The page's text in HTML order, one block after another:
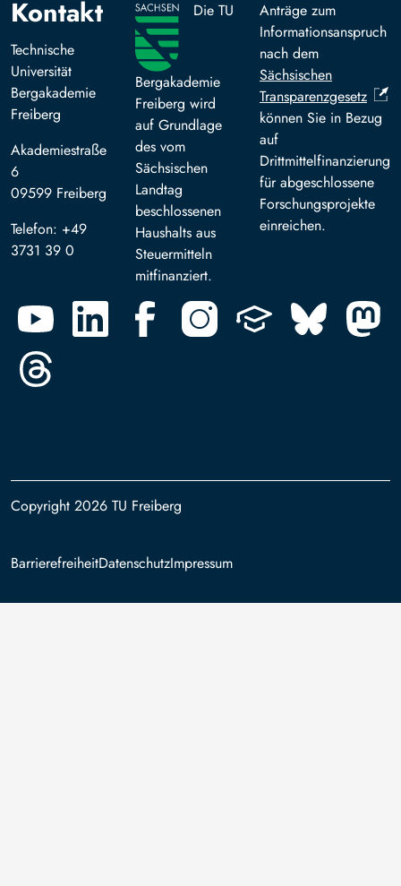
Kontakt
Technische
Universität
Bergakademie
Freiberg
Akademiestraße
6
09599 Freiberg
Telefon: +49
3731 39 0
Die TU
Bergakademie
Freiberg wird
auf Grundlage
des vom
Sächsischen
Landtag
beschlossenen
Haushalts aus
Steuermitteln
mitfinanziert.
Anträge zum
Informationsanspruch
nach dem
Sächsischen
Transparenzgesetz
können Sie in Bezug
auf
Drittmittelfinanzierung
für abgeschlossene
Forschungsprojekte
einreichen.
Copyright 2026 TU Freiberg
Footer
BarrierefreiheitDatenschutzImpressum